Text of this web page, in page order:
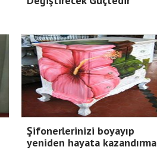
Şifonerlerinizi boyayıp
yeniden hayata kazandırma